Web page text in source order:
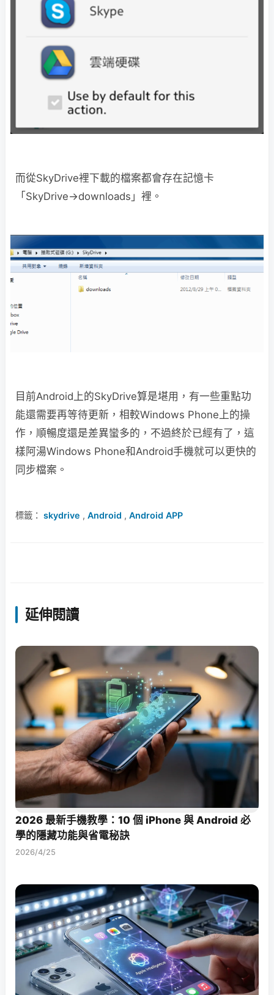
而從SkyDrive裡下載的檔案都會存在記憶卡
「SkyDrive→downloads」裡。
目前Android上的SkyDrive算是堪用，有一些重點功
能還需要再等待更新，相較Windows Phone上的操
作，順暢度還是差異蠻多的，不過終於已經有了，這
樣阿湯Windows Phone和Android手機就可以更快的
同步檔案。
標籤： skydrive , Android , Android APP
延伸閱讀
2026 最新手機教學：10 個 iPhone 與 Android 必
學的隱藏功能與省電秘訣
2026/4/25